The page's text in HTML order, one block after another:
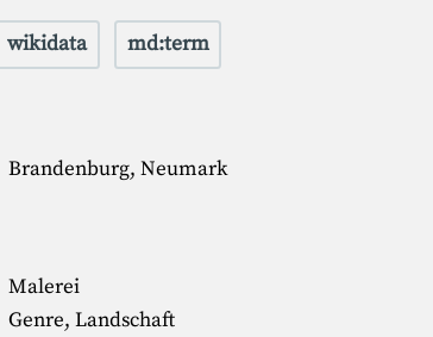
wikidata md:term
Brandenburg, Neumark
Malerei
Genre, Landschaft